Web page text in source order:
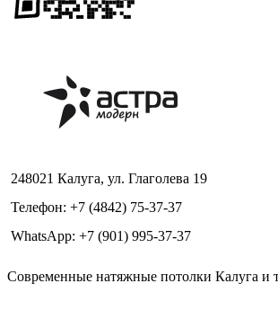
248021 Калуга, ул. Глаголева 19
Телефон: +7 (4842) 75-37-37
WhatsApp: +7 (901) 995-37-37
Современные натяжные потолки Калуга и